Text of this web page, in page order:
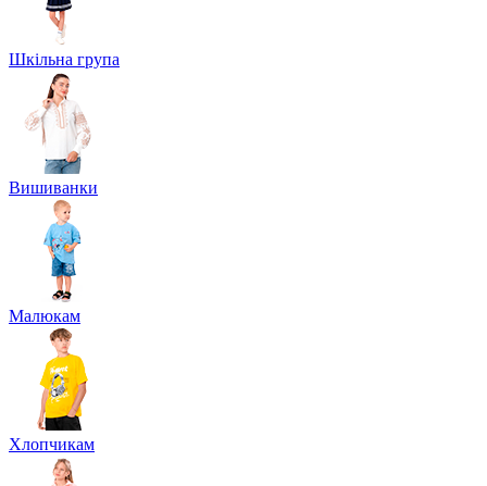
Шкільна група
Вишиванки
Малюкам
Хлопчикам